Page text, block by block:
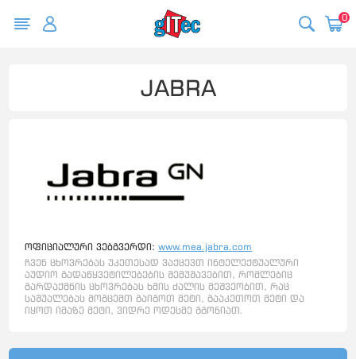
0
JABRA
ოფიციალური ვებგვერდი: www.mea.jabra.com
ჩვენ ცხოვრებას უკეთესად ვაქცევთ ინტელექტუალური
აუდიო გადაწყვეტილებების შემუშავებით, რომლებიც
გარდაქმნის ცხოვრებას ხმის ძალის მეშვეობით, რაც
საშუალებას მოგცემთ გაიგოთ მეტი, გააკეთოთ მეტი და
იყოთ იმაზე მეტი, ვიდრე ოდესმე გგონიათ.